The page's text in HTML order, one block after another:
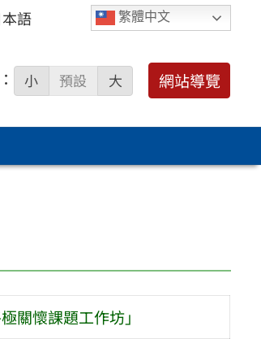
繁體中文
本語
小 預設 大 網站導覽
關懷課題工作坊」